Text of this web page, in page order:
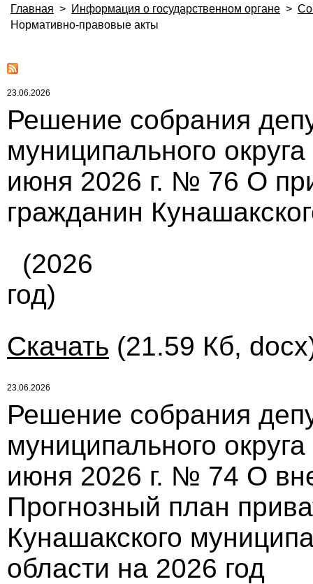
Главная > Информация о государственном органе >
Нормативно-правовые акты
23.06.2026
Решение собрания
муниципального
июня 2026 г. № 76 О
гражданин
(2026
год)
Скачать (21.59 Кб,
23.06.2026
Решение собрания
муниципального
июня 2026 г. № 74 О
Прогнозный план
Кунашакского
области на 2026 год